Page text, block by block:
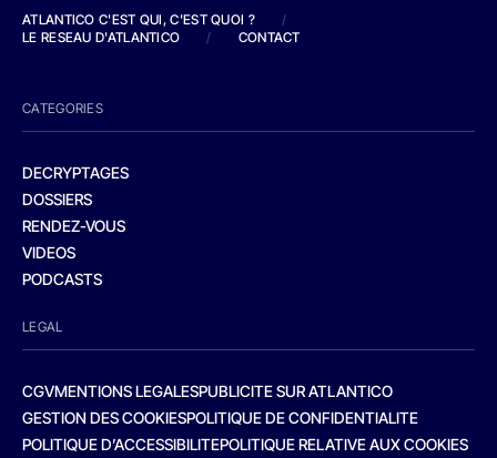
ATLANTICO C'EST QUI, C'EST QUOI ?
/
LE RESEAU D'ATLANTICO
/ CONTACT
CATEGORIES
DECRYPTAGES
DOSSIERS
RENDEZ-VOUS
VIDEOS
PODCASTS
LEGAL
CGVMENTIONS LEGALESPUBLICITE SUR ATLANTICO
GESTION DES COOKIESPOLITIQUE DE CONFIDENTIALITE
POLITIQUE D’ACCESSIBILITEPOLITIQUE RELATIVE AUX COOKIES